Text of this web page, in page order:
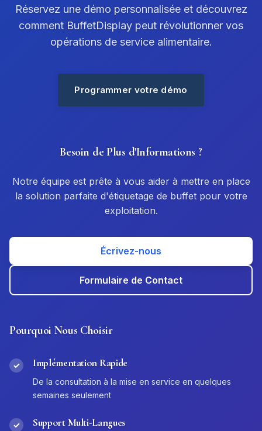
Réservez une démo personnalisée et découvrez
comment BuffetDisplay peut révolutionner vos
opérations de service alimentaire.
Programmer votre démo
Besoin de Plus d'Informations ?
Notre équipe est prête à vous aider à mettre en place
la solution parfaite d'étiquetage de buffet pour votre
exploitation.
Écrivez-nous
Formulaire de Contact
Pourquoi Nous Choisir
✓ Implémentation Rapide
De la consultation à la mise en service en quelques
semaines seulement
✓ Support Multi-Langues